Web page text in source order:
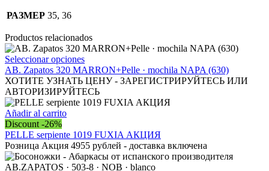
РАЗМЕР 35, 36
Productos relacionados
Seleccionar opcionesEste
producto
tiene
múltiples
variantes.
se
pueden
elegir
en
AB. Zapatos 320 MARRON+Pelle · mochila NAPA (630)
ХОТИТЕ УЗНАТЬ ЦЕНУ - ЗАРЕГИСТРИРУЙТЕСЬ ИЛИ
АВТОРИЗИРУЙТЕСЬ
Añadir al carrito
Discount -26%
PELLE serpiente 1019 FUXIA АКЦИЯ
Розница Акция 4955 рублей - доставка включена